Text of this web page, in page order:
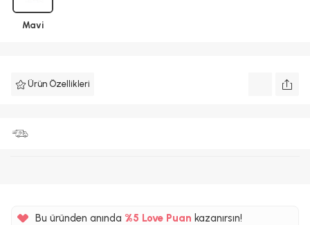
Mavi
Ürün Özellikleri
Bu üründen anında %5 Love Puan kazanırsın!